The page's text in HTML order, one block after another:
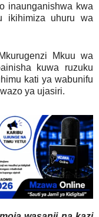
inaunganishwa kwa
ikihimiza uhuru wa
Mkuu wa
kuwa ruzuku
kati ya wabunifu
ya ujasiri.